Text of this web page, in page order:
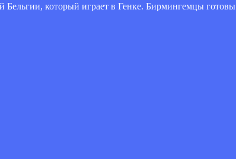
который играет в Генке. Бирмингемцы готовы